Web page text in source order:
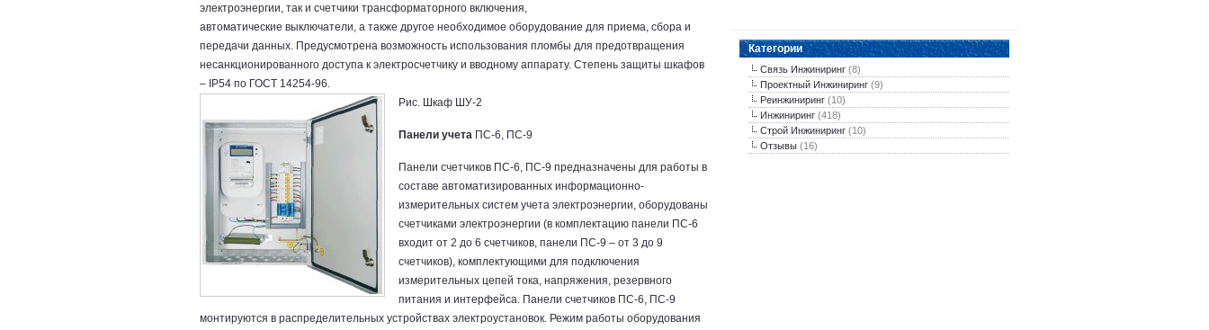
электроэнергии, так и счетчики трансформаторного включения,
автоматические выключатели, а также другое необходимое оборудование для приема, сбора и
передачи данных. Предусмотрена возможность использования пломбы для предотвращения
несанкционированного доступа к электросчетчику и вводному аппарату. Степень защиты шкафов
– IP54 по ГОСТ 14254-96.
Рис. Шкаф ШУ-2
Панели учета ПС‑6, ПС‑9
Панели счетчиков ПС-6, ПС-9 предназначены для работы в
составе автоматизированных информационно-
измерительных систем учета электроэнергии, оборудованы
счетчиками электроэнергии (в комплектацию панели ПС‑6
входит от 2 до 6 счетчиков, панели ПС‑9 – от 3 до 9
счетчиков), комплектующими для подключения
измерительных цепей тока, напряжения, резервного
питания и интерфейса. Панели счетчиков ПС‑6, ПС‑9
монтируются в распределительных устройствах электроустановок. Режим работы оборудования
Категории
Связь Инжиниринг (8)
Проектный Инжиниринг (9)
Реинжиниринг (10)
Инжиниринг (418)
Строй Инжиниринг (10)
Отзывы (16)